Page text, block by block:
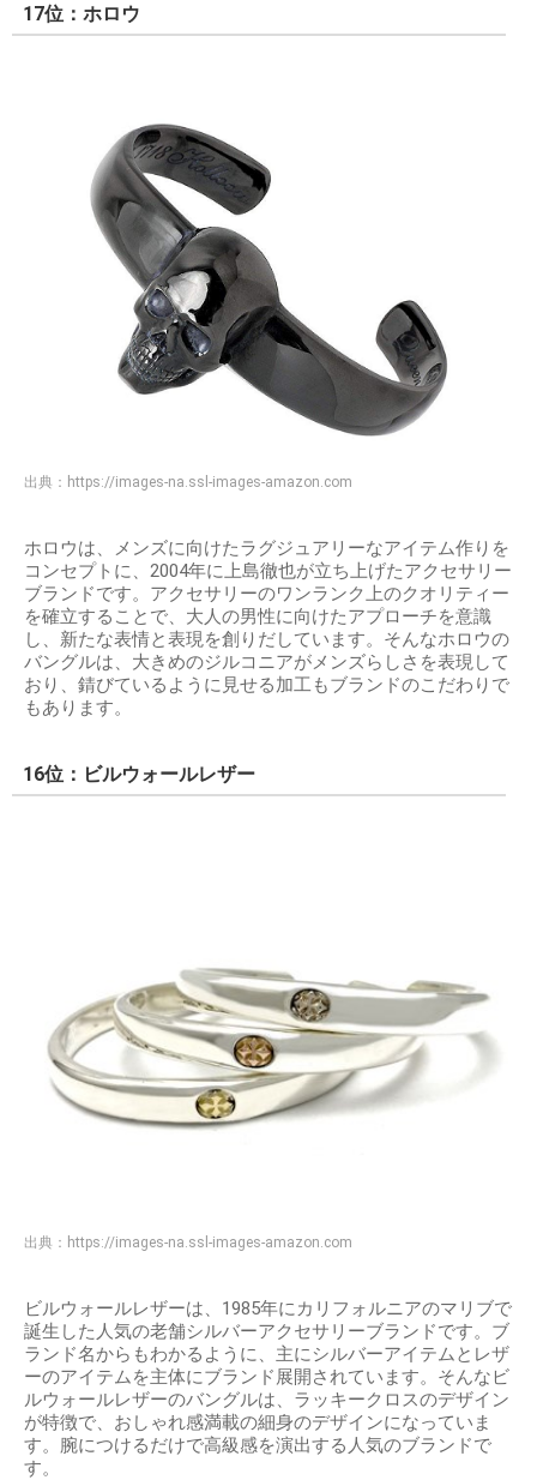
17位：ホロウ
出典： https://images-na.ssl-images-amazon.com
ホロウは、メンズに向けたラグジュアリーなアイテム作りを
コンセプトに、2004年に上島徹也が立ち上げたアクセサリー
ブランドです。アクセサリーのワンランク上のクオリティー
を確立することで、大人の男性に向けたアプローチを意識
し、新たな表情と表現を創りだしています。そんなホロウの
バングルは、大きめのジルコニアがメンズらしさを表現して
おり、錆びているように見せる加工もブランドのこだわりで
もあります。
16位：ビルウォールレザー
出典： https://images-na.ssl-images-amazon.com
ビルウォールレザーは、1985年にカリフォルニアのマリブで
誕生した人気の老舗シルバーアクセサリーブランドです。ブ
ランド名からもわかるように、主にシルバーアイテムとレザ
ーのアイテムを主体にブランド展開されています。そんなビ
ルウォールレザーのバングルは、ラッキークロスのデザイン
が特徴で、おしゃれ感満載の細身のデザインになっていま
す。腕につけるだけで高級感を演出する人気のブランドで
す。